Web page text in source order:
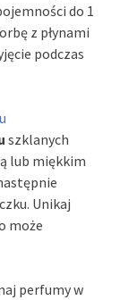
do 1
z płynami
podczas
szklanych
lub miękkim
Unikaj
może
perfumy w